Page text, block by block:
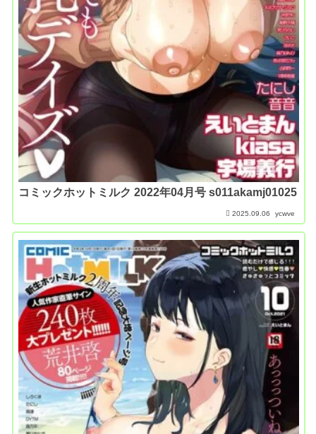
コミックホットミルク 2022年04月号 s011akamj01025
2025.09.06 ycwve